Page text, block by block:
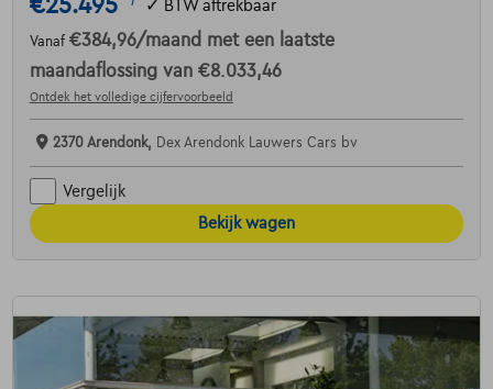
€25.495 ✓ BTW aftrekbaar
Vanaf €384,96/maand met een laatste
maandaflossing van €8.033,46
Ontdek het volledige cijfervoorbeeld
2370 Arendonk, Dex Arendonk Lauwers Cars bv
Vergelijk
Bekijk wagen